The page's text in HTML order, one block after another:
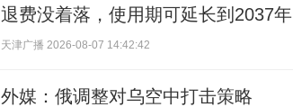
退费没着落，使用期可延长到2037年
天津广播 2026-08-07 14:42:42
外媒：俄调整对乌空中打击策略